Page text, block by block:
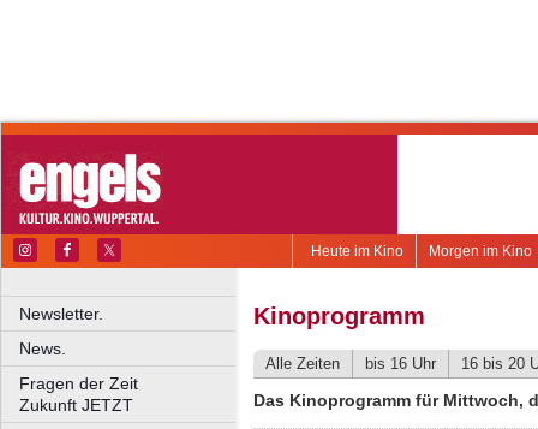
Morgen im Kino
Heute im Kino
Newsletter.
News.
Fragen der Zeit
Zukunft JETZT
Kinoprogramm
Alle Zeiten bis 16 Uhr 16 bis 20
Das Kinoprogramm für Mittwoch,